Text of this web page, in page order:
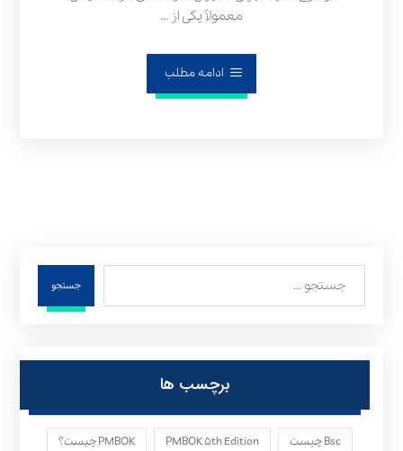
معمولاً یکی از ...
ادامه مطلب
جستجو
برچسب ها
Bsc چیست PMBOK ۵th Edition PMBOK چیست؟